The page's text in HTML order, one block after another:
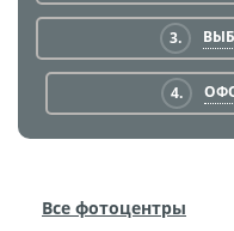
3.
4.
Все фотоцентры